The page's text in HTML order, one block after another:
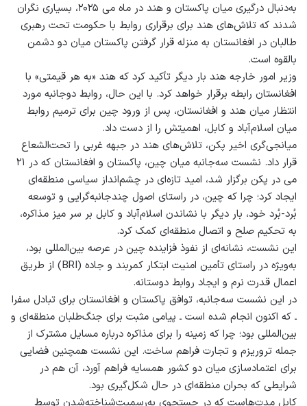
به‌دنبال درگیری میان پاکستان و هند در ماه می ۲۰۲۵، بسیاری نگران
شدند که تلاش‌های هند برای برقراری روابط با حکومت تحت رهبری
طالبان در افغانستان به منزله قرار گرفتن پاکستان میان دو دشمن
بالقوه است.
وزیر امور خارجه هند بار دیگر تأکید کرد که هند «به هر قیمتی» با
افغانستان رابطه برقرار خواهد کرد. با این حال، روابط دوجانبه مورد
انتظار میان هند و افغانستان، پس از ورود چین برای ترمیم روابط
میان اسلام‌آباد و کابل، اهمیتش را از دست داد.
میانجی‌گری اخیر پکن، تلاش‌های هند در جبهه غربی را تحت‌الشعاع
قرار داد. نشست سه‌جانبه میان چین، پاکستان و افغانستان که در ۲۱
می در پکن برگزار شد، امید تازه‌ای در چشم‌انداز سیاسی منطقه‌ای
ایجاد کرد؛ چرا که چین، در راستای اصول چندجانبه‌گرایی و توسعه
بُرد-بُرد خود، بار دیگر با نشاندن اسلام‌آباد و کابل بر سر میز مذاکره،
به تحکیم صلح و اتصال منطقه‌ای کمک کرد.
این نشست، نشانه‌ای از نفوذ فزاینده چین در عرصه بین‌المللی بود،
به‌ویژه در راستای تأمین امنیت ابتکار کمربند و جاده (BRI) از طریق
اعمال قدرت نرم و ایجاد روابط دوستانه.
در این نشست سه‌جانبه، توافق پاکستان و افغانستان برای تبادل سفرا
ـ که اکنون انجام شده است ـ پیامی مثبت برای جنگ‌طلبان منطقه‌ای و
بین‌المللی بود؛ چرا که زمینه را برای مذاکره درباره مسایل مشترک از
جمله تروریزم و تجارت فراهم ساخت. این نشست همچنین فضایی
برای اعتمادسازی میان دو کشور همسایه فراهم آورد، آن هم در
شرایطی که بحران منطقه‌ای در حال شکل‌گیری بود.